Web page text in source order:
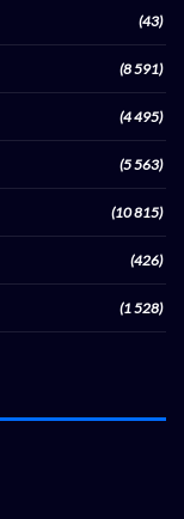
(43)
(8 591)
(4 495)
(5 563)
(10 815)
(426)
(1 528)